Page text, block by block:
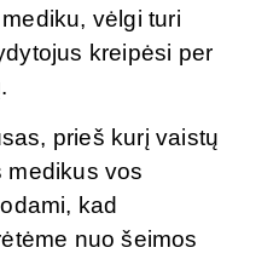
vėlgi turi
kreipėsi per
prieš kurį vaistų
medikus vos
kad
nuo šeimos